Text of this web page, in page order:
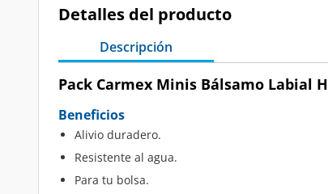
Detalles del producto
Descripción
Pack Carmex Minis Bálsamo Labial
Beneficios
Alivio duradero.
Resistente al agua.
Para tu bolsa.